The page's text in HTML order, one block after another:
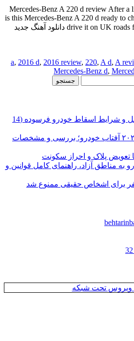
2016 Mercedes-Benz A 220 d review After
is this Mercedes-Benz A 220 d ready to
drive it on UK roads for the first time to find out دانلود آهنگ جدید
, 2016 d, 2016 review, 220, A d, A
Mercedes-Benz d,
راهنمای کامل مراحل و شرایط اسقاط خودرو فرسوده (14
مزدا CX-30 مدل ۲۰۲۴ آفتاب خودرو؛ بررسی و مشخصات
تعویض پلاک و احراز سکونت
به مناطق آزاد، راهنمای کامل قوانین و
برای اشخاص حقیقی ممنوع شد
ویروس تحت شبکه